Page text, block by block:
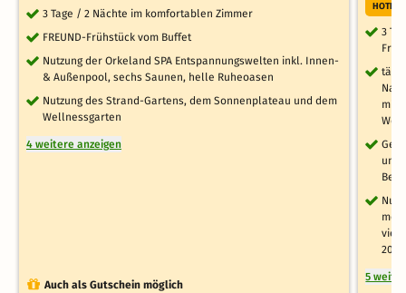
3 Tage / 2 Nächte im komfortablen Zimmer
FREUND-Frühstück vom Buffet
Nutzung der Orkeland SPA Entspannungswelten inkl. Innen-
& Außenpool, sechs Saunen, helle Ruheoasen
Nutzung des Strand-Gartens, dem Sonnenplateau und dem
Wellnessgarten
4 weitere anzeigen
Auch als Gutschein möglich
3
mit
Welt
und
2026
5